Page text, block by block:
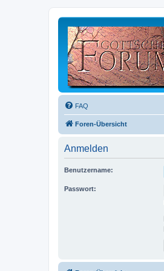
FAQ
Foren-Übersicht
Anmelden
Benutzername:
Passwort: